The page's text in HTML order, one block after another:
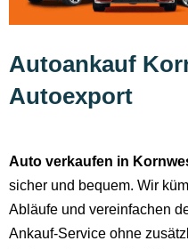
Autoankauf
Autoexport
Auto verkaufen in
sicher und bequem. Wir
Abläufe und vereinfachen
Ankauf-Service ohne